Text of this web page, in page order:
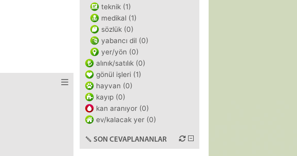
teknik (1)
medikal (1)
sözlük (0)
yabancı dil (0)
yer/yön (0)
alınık/satılık (0)
gönül işleri (1)
hayvan (0)
kayıp (0)
kan aranıyor (0)
ev/kalacak yer (0)
SON CEVAPLANANLAR